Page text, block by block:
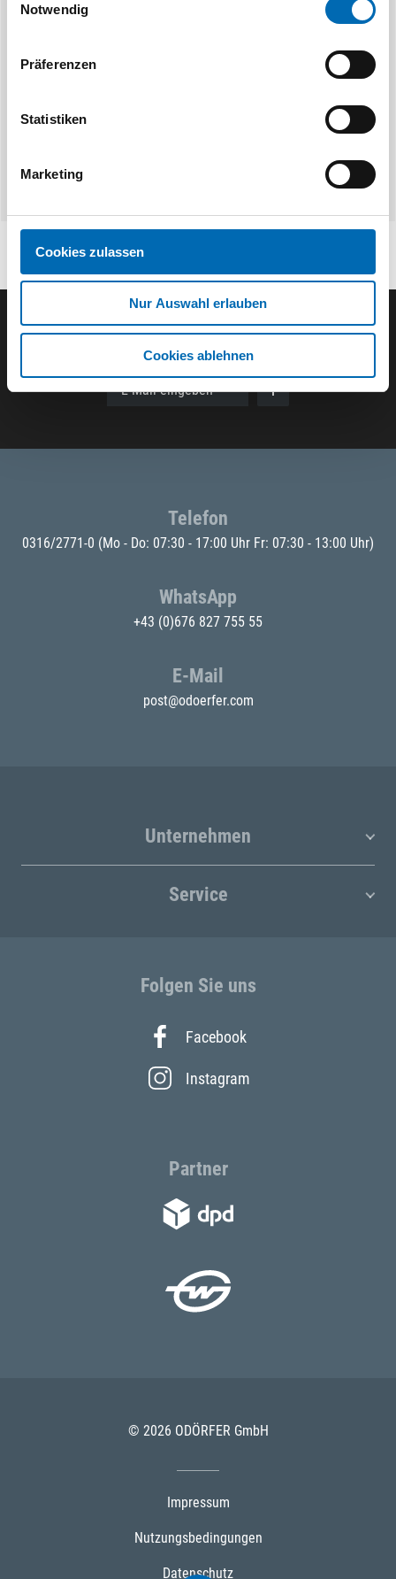
Notwendig
Präferenzen
Statistiken
Marketing
Cookies zulassen
Nur Auswahl erlauben
Cookies ablehnen
Der ODÖRFER Newsletter
E-Mail eingeben
Telefon
0316/2771-0 (Mo - Do: 07:30 - 17:00 Uhr Fr: 07:30 - 13:00 Uhr)
WhatsApp
+43 (0)676 827 755 55
E-Mail
post@odoerfer.com
Unternehmen
Service
Folgen Sie uns
Facebook
Instagram
Partner
© 2026 ODÖRFER GmbH
Impressum
Nutzungsbedingungen
Datenschutz